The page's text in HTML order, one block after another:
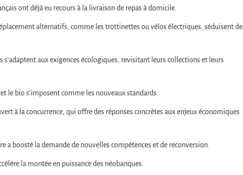
ont déjà eu recours à la livraison de repas à domicile.
alternatifs, comme les trottinettes ou vélos électriques, séduisent de
s’adaptent aux exigences écologiques, revisitant leurs collections et leurs
le bio s’imposent comme les nouveaux standards.
à la concurrence, qui offre des réponses concrètes aux enjeux économiques
a boosté la demande de nouvelles compétences et de reconversion.
la montée en puissance des néobanques.